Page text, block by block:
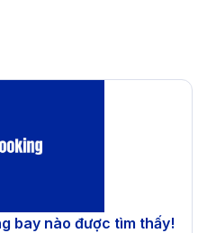
bay nào được tìm thấy!